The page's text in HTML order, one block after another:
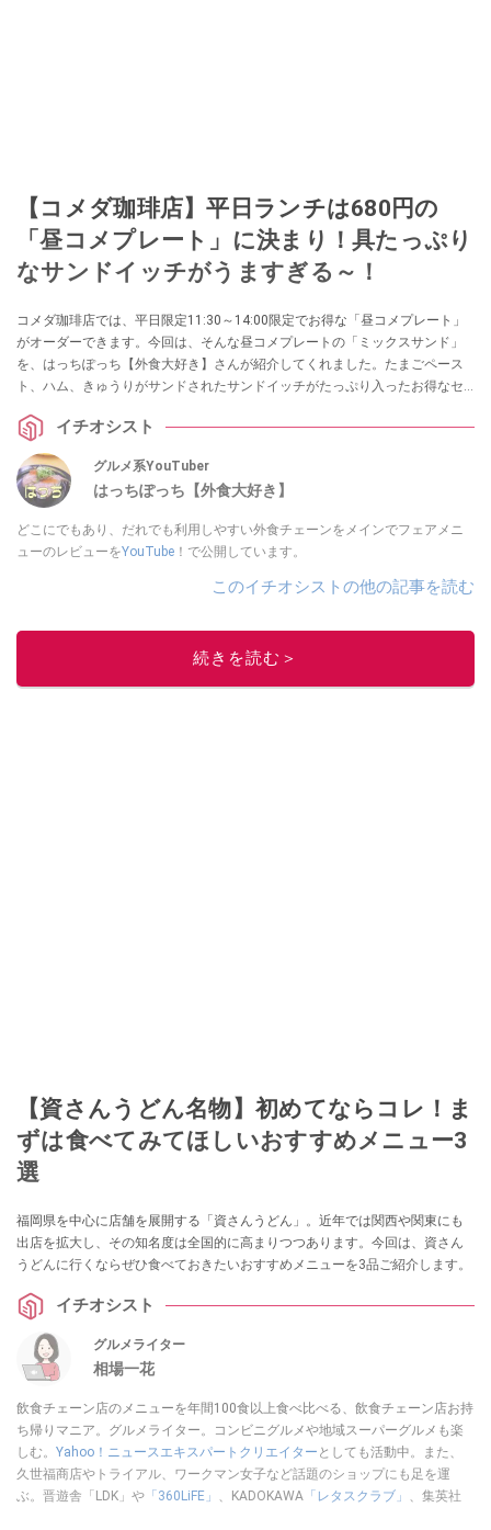
【コメダ珈琲店】平日ランチは680円の
「昼コメプレート」に決まり！具たっぷり
なサンドイッチがうますぎる～！
コメダ珈琲店では、平日限定11:30～14:00限定でお得な「昼コメプレート」
がオーダーできます。今回は、そんな昼コメプレートの「ミックスサンド」
を、はっちぽっち【外食大好き】さんが紹介してくれました。たまごペース
ト、ハム、きゅうりがサンドされたサンドイッチがたっぷり入ったお得なセ
イチオシスト
グルメ系YouTuber
はっちぽっち【外食大好き】
どこにでもあり、だれでも利用しやすい外食チェーンをメインでフェアメニ
ューのレビューをYouTube ！で公開しています。
このイチオシストの他の記事を読む
続きを読む＞
【資さんうどん名物】初めてならコレ！ま
ずは食べてみてほしいおすすめメニュー3
選
福岡県を中心に店舗を展開する「資さんうどん」。近年では関西や関東にも
出店を拡大し、その知名度は全国的に高まりつつあります。今回は、資さん
うどんに行くならぜひ食べておきたいおすすめメニューを3品ご紹介します。
イチオシスト
グルメライター
相場一花
飲食チェーン店のメニューを年間100食以上食べ比べる、飲食チェーン店お持
ち帰りマニア。グルメライター。コンビニグルメや地域スーパーグルメも楽
しむ。 Yahoo！ニュースエキスパートクリエイター としても活動中。また、
久世福商店やトライアル、ワークマン女子など話題のショップにも足を運
ぶ。晋遊舎「LDK」や 「360LiFE」 、KADOKAWA 「レタスクラブ」
、集英社